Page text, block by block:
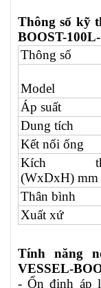
Thông số kỹ
BOOST-
Thông số
Model
Áp suất
Dung tích
Kết nối ống
Kích
(WxDxH) mm
Thân bình
Xuất xứ
Tính năng
VESSEL-
- Ổn định áp